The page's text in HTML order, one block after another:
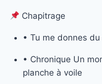
Chapitrage
• Tu me donnes du
• Chronique Un
planche à voile